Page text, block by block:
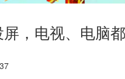
，电视、电脑